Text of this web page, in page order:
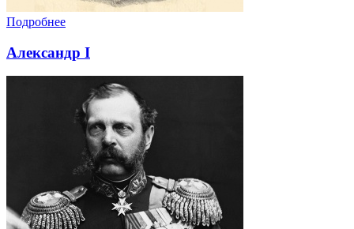
Подробнее
Александр I